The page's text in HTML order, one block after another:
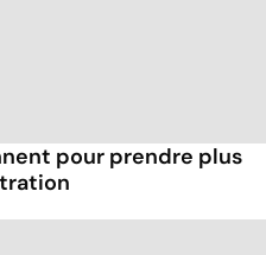
pour prendre plus